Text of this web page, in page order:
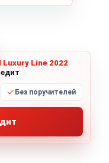
Luxury Line 2022
Без поручителей